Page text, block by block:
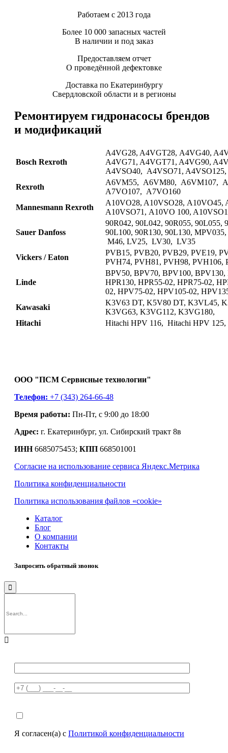
Работаем с 2013 года
Более 10 000 запасных частей
В наличии и под заказ
Предоставляем отчет
О проведённой дефектовке
Доставка по Екатеринбургу
Свердловской области и в регионы
Ремонтируем гидронасосы брендов
и модификаций
Bosch Rexroth
A4VG28, A4VGT28, A4VG40,
A4VG71, A4VGT71, A4VG90,
A4VSO40, A4VSO71, A4VSO125,
Rexroth
A6VM55, A6VM80, A6VM107,
A7VO107, A7VO160
Mannesmann Rexroth
A10VO28, A10VSO28, A10VO45,
A10VSO71, A10VO 100,
Sauer Danfoss
90R042, 90L042, 90R055, 90L055,
90L100, 90R130, 90L130,
M46, LV25, LV30, LV35
Vickers / Eaton
PVB15, PVB20, PVB29, PVE19,
PVH74, PVH81, PVH98, PVH106,
Linde
BPV50, BPV70, BPV100, BPV130,
HPR130, HPR55-02, HPR75-02,
02, HPV75-02, HPV105-02,
Kawasaki
K3V63 DT, K5V80 DT, K3VL45,
K3VG63, K3VG112, K3VG180,
Hitachi
Hitachi HPV 116, Hitachi HPV
ООО "ПСМ Сервисные технологии"
Телефон: +7 (343) 264-66-48
Время работы: Пн-Пт, с 9:00 до 18:00
Адрес: г. Екатеринбург, ул. Сибирский тракт 8в
ИНН6685075453; КПП 668501001
Согласие на использование сервиса Яндекс.Метрика
Политика конфиденциальности
Политика использования файлов «cookie»
Каталог
Блог
О компании
Контакты
Запросить обратный звонок


Я согласен(а) с Политикой конфиденциальности